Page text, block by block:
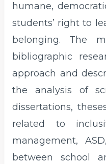
humane,
students’ right to
belonging. The
bibliographic
approach and
the analysis of
dissertations,
related to
management,
between school